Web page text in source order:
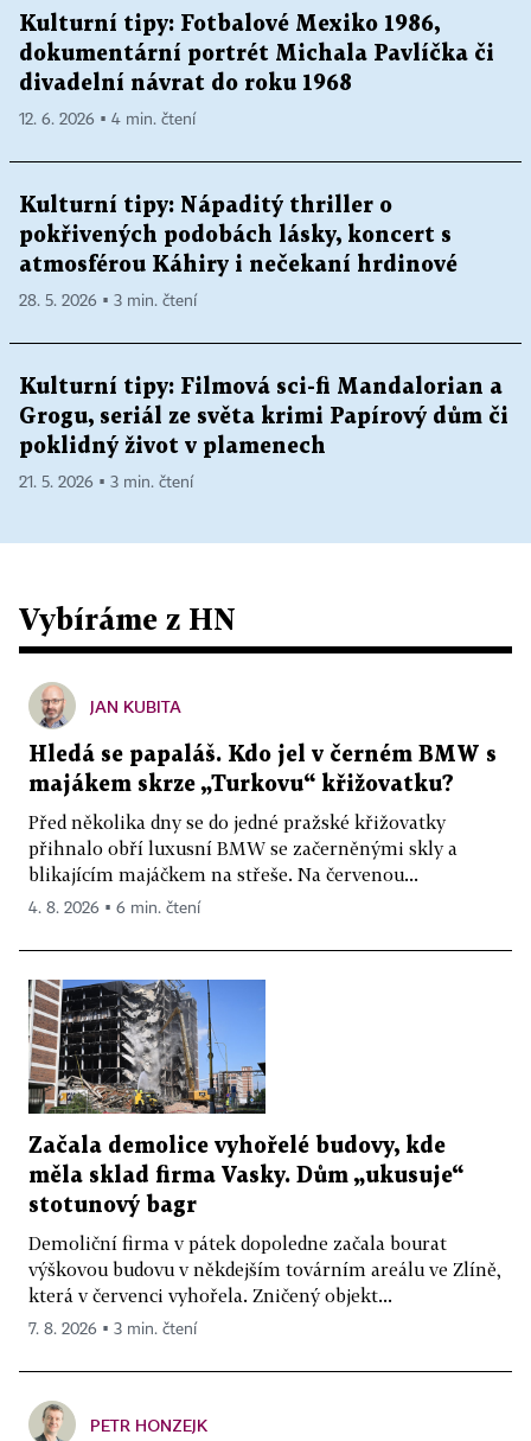
Kulturní tipy: Fotbalové Mexiko 1986,
dokumentární portrét Michala Pavlíčka či
divadelní návrat do roku 1968
12. 6. 2026 ▪ 4 min. čtení
Kulturní tipy: Nápaditý thriller o
pokřivených podobách lásky, koncert s
atmosférou Káhiry i nečekaní hrdinové
28. 5. 2026 ▪ 3 min. čtení
Kulturní tipy: Filmová sci-fi Mandalorian a
Grogu, seriál ze světa krimi Papírový dům či
poklidný život v plamenech
21. 5. 2026 ▪ 3 min. čtení
Vybíráme z HN
JAN KUBITA
Hledá se papaláš. Kdo jel v černém BMW s
majákem skrze „Turkovu“ křižovatku?
Před několika dny se do jedné pražské křižovatky
přihnalo obří luxusní BMW se začerněnými skly a
blikajícím majáčkem na střeše. Na červenou...
4. 8. 2026 ▪ 6 min. čtení
Začala demolice vyhořelé budovy, kde
měla sklad firma Vasky. Dům „ukusuje“
stotunový bagr
Demoliční firma v pátek dopoledne začala bourat
výškovou budovu v někdejším továrním areálu ve Zlíně,
která v červenci vyhořela. Zničený objekt...
7. 8. 2026 ▪ 3 min. čtení
PETR HONZEJK